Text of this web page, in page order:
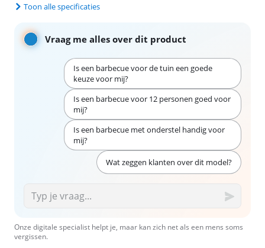
Toon alle specificaties
Vraag me alles over dit product
Is een barbecue voor de tuin een goede
keuze voor mij?
Is een barbecue voor 12 personen goed voor
mij?
Is een barbecue met onderstel handig voor
mij?
Wat zeggen klanten over dit model?
Onze digitale specialist helpt je, maar kan zich net als een mens soms
vergissen.